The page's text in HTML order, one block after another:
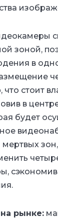
зоной,
в
что стоит
в
будет
мертвых
рынке: